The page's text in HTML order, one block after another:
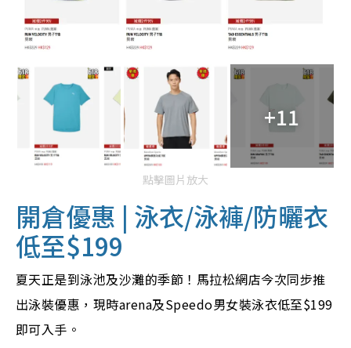
+11
點擊圖片放大
開倉優惠 | 泳衣/泳褲/防曬衣
低至$199
夏天正是到泳池及沙灘的季節！馬拉松網店今次同步推
出泳裝優惠，現時arena及Speedo男女裝泳衣低至$199
即可入手。